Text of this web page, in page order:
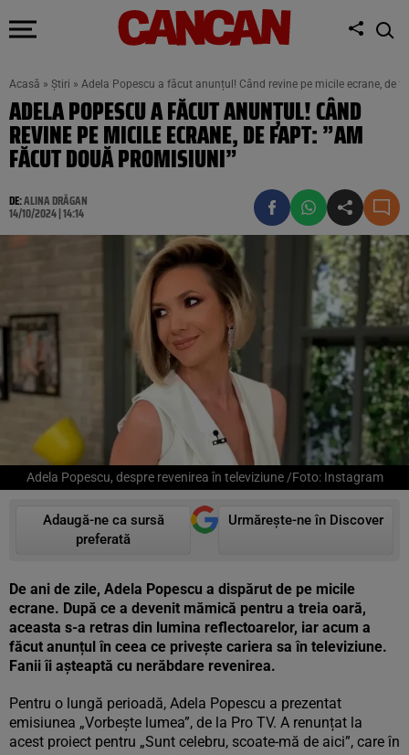
Acasă » Știri » Adela Popescu a făcut anunțul! Când revine pe micile ecrane, de
ADELA POPESCU A FĂCUT ANUNȚUL! CÂND
REVINE PE MICILE ECRANE, DE FAPT: ”AM
FĂCUT DOUĂ PROMISIUNI”
DE:ALINA DRĂGAN
14/10/2024 | 14:14
Adela Popescu, despre revenirea în televiziune /Foto: Instagram
Adaugă-ne ca sursă
preferată
Urmărește-ne în Discover
De ani de zile, Adela Popescu a dispărut de pe micile
ecrane. După ce a devenit mămică pentru a treia oară,
aceasta s-a retras din lumina reflectoarelor, iar acum a
făcut anunțul în ceea ce privește cariera sa în televiziune.
Fanii îi așteaptă cu nerăbdare revenirea.
Pentru o lungă perioadă, Adela Popescu a prezentat
emisiunea „Vorbește lumea”, de la Pro TV. A renunțat la
acest proiect pentru „Sunt celebru, scoate-mă de aici”, care în